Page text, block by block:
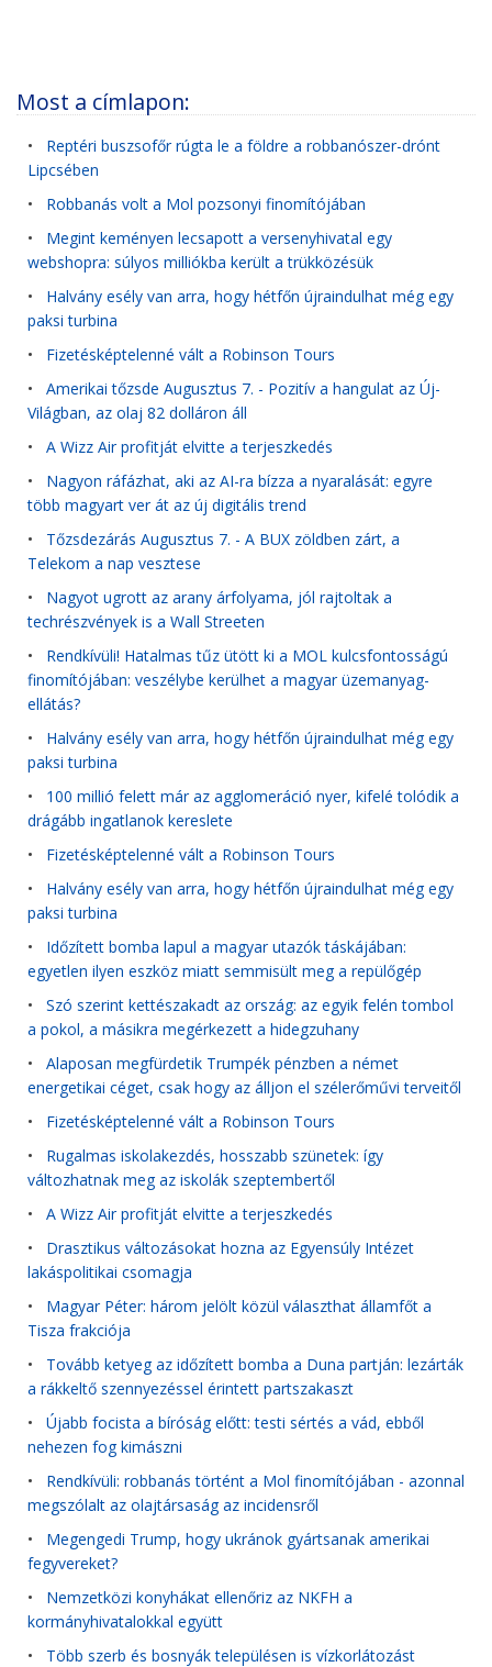
Most a címlapon:
• Reptéri buszsofőr rúgta le a földre a robbanószer-drónt
Lipcsében
• Robbanás volt a Mol pozsonyi finomítójában
• Megint keményen lecsapott a versenyhivatal egy
webshopra: súlyos milliókba került a trükközésük
• Halvány esély van arra, hogy hétfőn újraindulhat még egy
paksi turbina
• Fizetésképtelenné vált a Robinson Tours
• Amerikai tőzsde Augusztus 7. - Pozitív a hangulat az Új-
Világban, az olaj 82 dolláron áll
• A Wizz Air profitját elvitte a terjeszkedés
• Nagyon ráfázhat, aki az AI-ra bízza a nyaralását: egyre
több magyart ver át az új digitális trend
• Tőzsdezárás Augusztus 7. - A BUX zöldben zárt, a
Telekom a nap vesztese
• Nagyot ugrott az arany árfolyama, jól rajtoltak a
techrészvények is a Wall Streeten
• Rendkívüli! Hatalmas tűz ütött ki a MOL kulcsfontosságú
finomítójában: veszélybe kerülhet a magyar üzemanyag-
ellátás?
• Halvány esély van arra, hogy hétfőn újraindulhat még egy
paksi turbina
• 100 millió felett már az agglomeráció nyer, kifelé tolódik a
drágább ingatlanok kereslete
• Fizetésképtelenné vált a Robinson Tours
• Halvány esély van arra, hogy hétfőn újraindulhat még egy
paksi turbina
• Időzített bomba lapul a magyar utazók táskájában:
egyetlen ilyen eszköz miatt semmisült meg a repülőgép
• Szó szerint kettészakadt az ország: az egyik felén tombol
a pokol, a másikra megérkezett a hidegzuhany
• Alaposan megfürdetik Trumpék pénzben a német
energetikai céget, csak hogy az álljon el szélerőművi terveitől
• Fizetésképtelenné vált a Robinson Tours
• Rugalmas iskolakezdés, hosszabb szünetek: így
változhatnak meg az iskolák szeptembertől
• A Wizz Air profitját elvitte a terjeszkedés
• Drasztikus változásokat hozna az Egyensúly Intézet
lakáspolitikai csomagja
• Magyar Péter: három jelölt közül választhat államfőt a
Tisza frakciója
• Tovább ketyeg az időzített bomba a Duna partján: lezárták
a rákkeltő szennyezéssel érintett partszakaszt
• Újabb focista a bíróság előtt: testi sértés a vád, ebből
nehezen fog kimászni
• Rendkívüli: robbanás történt a Mol finomítójában - azonnal
megszólalt az olajtársaság az incidensről
• Megengedi Trump, hogy ukránok gyártsanak amerikai
fegyvereket?
• Nemzetközi konyhákat ellenőriz az NKFH a
kormányhivatalokkal együtt
• Több szerb és bosnyák településen is vízkorlátozást